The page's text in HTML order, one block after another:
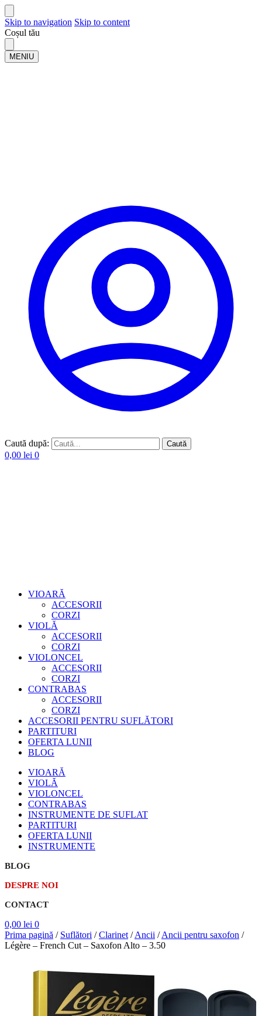
Skip to navigation Skip to content
Coșul tău
MENIU
Caută după: Caută
0,00 lei 0
VIOARĂ
ACCESORII
CORZI
VIOLĂ
ACCESORII
CORZI
VIOLONCEL
ACCESORII
CORZI
CONTRABAS
ACCESORII
CORZI
ACCESORII PENTRU SUFLĂTORI
PARTITURI
OFERTA LUNII
BLOG
VIOARĂ
VIOLĂ
VIOLONCEL
CONTRABAS
INSTRUMENTE DE SUFLAT
PARTITURI
OFERTA LUNII
INSTRUMENTE
BLOG
DESPRE NOI
CONTACT
0,00 lei 0
Prima pagină / Suflători /Clarinet /Ancii /Ancii pentru saxofon /
Légère – French Cut – Saxofon Alto – 3.50